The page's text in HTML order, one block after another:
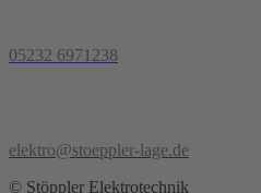
05232 6971238
elektro@stoeppler-lage.de
© Stöppler Elektrotechnik